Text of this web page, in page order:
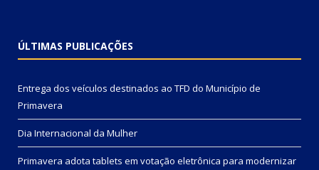
ÚLTIMAS PUBLICAÇÕES
Entrega dos veículos destinados ao TFD do Município de
Primavera
Dia Internacional da Mulher
Primavera adota tablets em votação eletrônica para modernizar